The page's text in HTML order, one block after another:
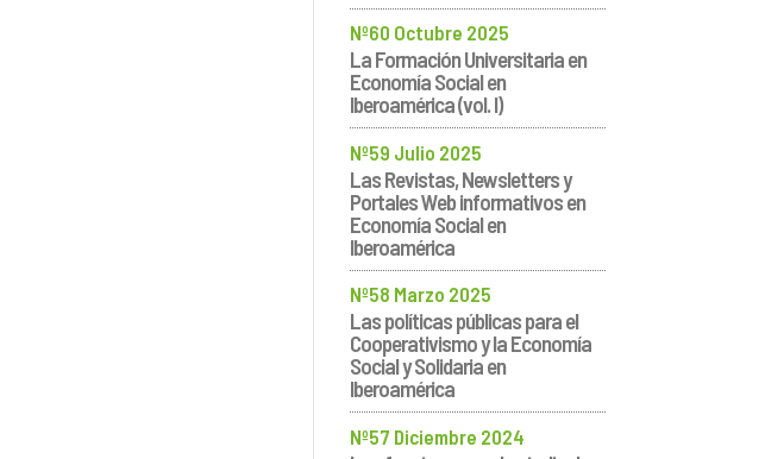
Nº60 Octubre 2025
La Formación Universitaria en
Economía Social en
Iberoamérica (vol. I)
Nº59 Julio 2025
Las Revistas, Newsletters y
Portales Web informativos en
Economía Social en
Iberoamérica
Nº58 Marzo 2025
Las políticas públicas para el
Cooperativismo y la Economía
Social y Solidaria en
Iberoamérica
Nº57 Diciembre 2024